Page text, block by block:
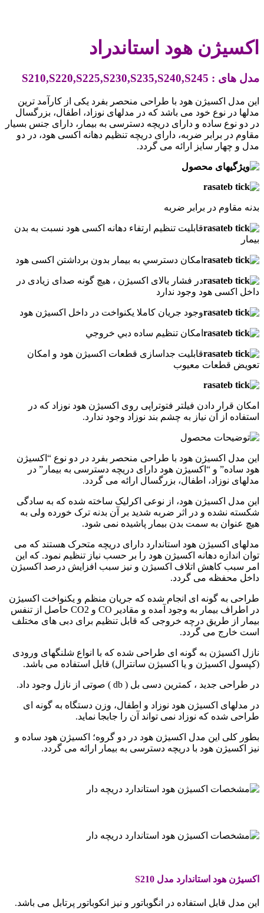
اکسیژن هود استاندراد
مدل های : S210,S220,S225,S230,S235,S240,S245
این مدل اکسیژن هود با طراحی منحصر بفرد یکی از کارآمد ترین
مدلها در نوع خود می باشد که در مدلهای نوزاد، اطفال، بزرگسال
در دو نوع ساده و دارای دریچه دسترسی به بیمار، دارای جنس بسیار
مقاوم در برابر ضربه، دارای دریچه تنظیم دهانه اکسی هود، در دو
مدل و چهار سایز ارائه می گردد.
بدنه مقاوم در برابر ضربه
قابليت تنظيم ارتفاء دهانه اکسی هود نسبت به بدن
بيمار
امکان دسترسي به بيمار بدون برداشتن اکسی هود
در فشار بالای اکسیژن ، هیچ گونه صدای زیادی در
داخل اکسی هود وجود ندارد
وجود جریان کاملا یکنواخت در داخل اکسیژن هود
امکان تنظيم ساده دبي خروجي
قابلیت جداسازی قطعات اکسیژن هود و امکان
تعویض قطعات معیوب
امکان قرار دادن فیلتر فتوتراپی روی اکسیژن هود نوزاد که در
استفاده از آن نیاز به چشم بند نوزاد وجود ندارد.
این مدل اکسیژن هود با طراحی منحصر بفرد در دو نوع “اکسیژن
هود ساده” و “اکسیژن هود دارای دریچه دسترسی به بیمار” در
مدلهای نوزاد، اطفال، بزرگسال ارائه می گردد.
این مدل اکسیژن هود، از نوعی اکرلیک ساخته شده که به سادگی
شکسته نشده و در اثر ضربه شدید بر آن بدنه ترک خورده ولی به
هیچ عنوان به سمت بدن بیمار پاشیده نمی شود.
مدلهای اکسیژن هود استاندارد دارای دریچه متحرک هستند که می
توان اندازه دهانه اکسیژن هود را بر حسب نیاز تنظیم نمود. که این
امر سبب کاهش اتلاف اکسیژن و نیز سبب افزایش درصد اکسیژن
داخل محفظه می گردد.
طراحی به گونه ای انجام شده که جریان منظم و یکنواخت اکسیژن
در اطراف بیمار به وجود آمده و مقادیر CO و CO2 حاصل از تنفس
بیمار از طریق درچه خروجی که قابل تنظیم برای دبی های مختلف
است خارج می گردد.
نازل اکسیژن به گونه ای طراحی شده که با انواع شلنگهای ورودی
(کپسول اکسیژن و یا اکسیژن سانترال) قابل استفاده می باشد.
در طراحی جدید ، کمترین دسی بل ( db ) صوتی از نازل وجود داد.
در مدلهای اکسیژن هود نوزاد و اطفال، وزن دستگاه به گونه ای
طراحی شده که نوزاد نمی تواند آن را جابجا نماید.
بطور کلی این مدل اکسیژن هود در دو گروه؛ اکسیژن هود ساده و
نیز اکسیژن هود با دریچه دسترسی به بیمار ارائه می گردد.
اکسیژن هود استاندارد مدل S210
این مدل قابل استفاده در انگوباتور و نیز انکوباتور پرتابل می باشد.